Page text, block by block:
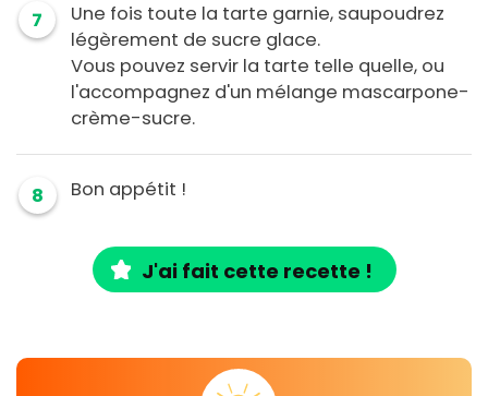
7
Une fois toute la tarte garnie, saupoudrez
légèrement de sucre glace.
Vous pouvez servir la tarte telle quelle, ou
l'accompagnez d'un mélange mascarpone-
crème-sucre.
8 Bon appétit !
J'ai fait cette recette !